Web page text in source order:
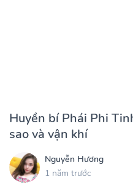
Huyền bí Phái Phi
sao và vận khí
Nguyễn Hương
1 năm trước